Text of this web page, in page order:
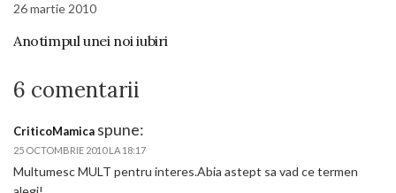
26 martie 2010
Anotimpul unei noi iubiri
6 comentarii
CriticoMamica spune:
25 OCTOMBRIE 2010 LA 18:17
Multumesc MULT pentru interes.Abia astept sa vad ce termen